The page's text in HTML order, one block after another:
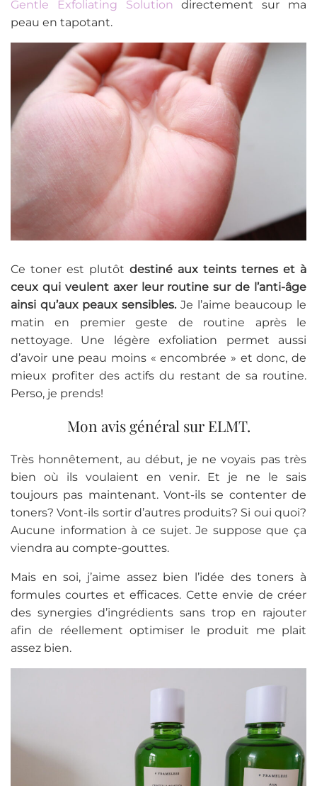
Gentle Exfoliating Solution directement sur ma
peau en tapotant.
Ce toner est plutôt destiné aux teints ternes et à
ceux qui veulent axer leur routine sur de l’anti-âge
ainsi qu’aux peaux sensibles. Je l’aime beaucoup le
matin en premier geste de routine après le
nettoyage. Une légère exfoliation permet aussi
d’avoir une peau moins « encombrée » et donc, de
mieux profiter des actifs du restant de sa routine.
Perso, je prends!
Mon avis général sur ELMT.
Très honnêtement, au début, je ne voyais pas très
bien où ils voulaient en venir. Et je ne le sais
toujours pas maintenant. Vont-ils se contenter de
toners? Vont-ils sortir d’autres produits? Si oui quoi?
Aucune information à ce sujet. Je suppose que ça
viendra au compte-gouttes.
Mais en soi, j’aime assez bien l’idée des toners à
formules courtes et efficaces. Cette envie de créer
des synergies d’ingrédients sans trop en rajouter
afin de réellement optimiser le produit me plait
assez bien.